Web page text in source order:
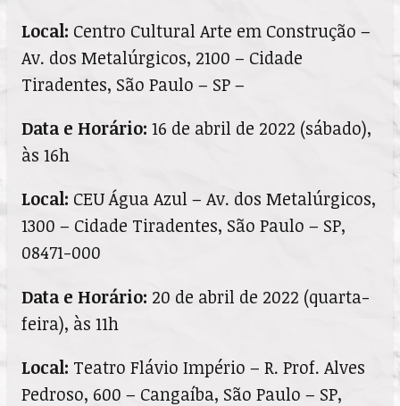
Local: Centro Cultural Arte em Construção –
Av. dos Metalúrgicos, 2100 – Cidade
Tiradentes, São Paulo – SP –
Data e Horário: 16 de abril de 2022 (sábado),
às 16h
Local: CEU Água Azul – Av. dos Metalúrgicos,
1300 – Cidade Tiradentes, São Paulo – SP,
08471-000
Data e Horário: 20 de abril de 2022 (quarta-
feira), às 11h
Local: Teatro Flávio Império – R. Prof. Alves
Pedroso, 600 – Cangaíba, São Paulo – SP,